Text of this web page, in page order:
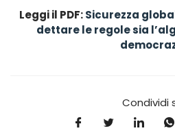
Leggi il PDF:Sicurezza
dettare le regole sia
Condividi